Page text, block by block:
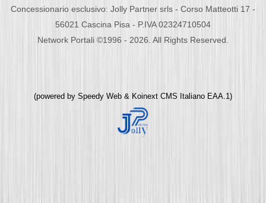
Concessionario esclusivo: Jolly Partner srls - Corso Matteotti 17 -
56021 Cascina Pisa - P.IVA 02324710504
Network Portali ©1996 - 2026. All Rights Reserved.
(powered by Speedy Web & Koinext CMS Italiano EAA.1)